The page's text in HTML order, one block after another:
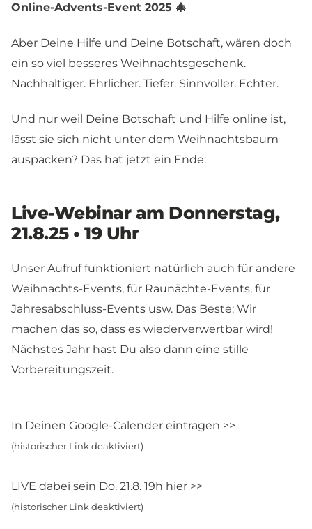
Online-Advents-Event 2025 🎄
Aber Deine Hilfe und Deine Botschaft, wären doch
ein so viel besseres Weihnachtsgeschenk.
Nachhaltiger. Ehrlicher. Tiefer. Sinnvoller. Echter.
Und nur weil Deine Botschaft und Hilfe online ist,
lässt sie sich nicht unter dem Weihnachtsbaum
auspacken? Das hat jetzt ein Ende:
Live-Webinar am Donnerstag,
21.8.25 • 19 Uhr
Unser Aufruf funktioniert natürlich auch für andere
Weihnachts-Events, für Raunächte-Events, für
Jahresabschluss-Events usw. Das Beste: Wir
machen das so, dass es wiederverwertbar wird!
Nächstes Jahr hast Du also dann eine stille
Vorbereitungszeit.
In Deinen Google-Calender eintragen >>
(historischer Link deaktiviert)
LIVE dabei sein Do. 21.8. 19h hier >>
(historischer Link deaktiviert)